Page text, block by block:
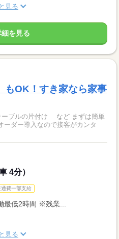
見る
を見る
もOK！すき家なら家事
ーブルの片付け など まずは簡単
4分）
通費一部支給
低2時間 ※残業...
見る